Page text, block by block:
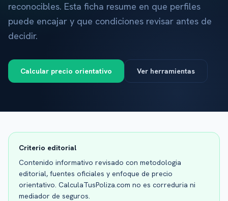
Blog
Glosario
reconocibles. Esta ficha resume en que perfiles
puede encajar y que condiciones revisar antes de
decidir.
Calcular precio orientativo Ver herramientas
Criterio editorial
Contenido informativo revisado con metodologia
editorial, fuentes oficiales y enfoque de precio
orientativo. CalculaTusPoliza.com no es correduria ni
mediador de seguros.